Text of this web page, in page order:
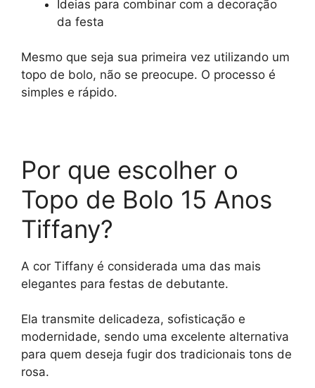
Ideias para combinar com a decoração
da festa
Mesmo que seja sua primeira vez utilizando um
topo de bolo, não se preocupe. O processo é
simples e rápido.
Por que escolher o
Topo de Bolo 15 Anos
Tiffany?
A cor Tiffany é considerada uma das mais
elegantes para festas de debutante.
Ela transmite delicadeza, sofisticação e
modernidade, sendo uma excelente alternativa
para quem deseja fugir dos tradicionais tons de
rosa.